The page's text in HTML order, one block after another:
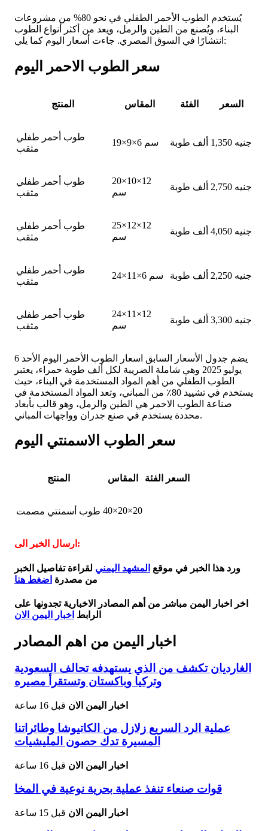
يُستخدم الطوب الأحمر الطفلي في نحو 80% من مشروعات
البناء، ويُصنع من الطين والرمل، ويعد من أكثر أنواع الطوب
انتشارًا في السوق المصري. جاءت أسعار اليوم كما يلي:
سعر الطوب الاحمر اليوم
المنتج المقاس الفئة السعر
طوب أحمر طفلي
مثقب
19×9×6 سم ألف طوبة 1,350 جنيه
طوب أحمر طفلي
مثقب
20×10×12
سم
ألف طوبة 2,750 جنيه
طوب أحمر طفلي
مثقب
25×12×12
سم
ألف طوبة 4,050 جنيه
طوب أحمر طفلي
مثقب
24×11×6 سم ألف طوبة 2,250 جنيه
طوب أحمر طفلي
مثقب
24×11×12
سم
ألف طوبة 3,300 جنيه
يضم جدول الأسعار السابق اسعار الطوب الأحمر اليوم الأحد 6
يوليو 2025 وهي شاملة الضريبة لكل ألف طوبة حمراء، يعتبر
الطوب الطفلي من أهم المواد المستخدمة في البناء، حيث
يستخدم في تشييد 80٪ من المباني، وتعد المواد المستخدمة في
صناعة الطوب الاحمر هي الطين والرمل، وهو قالب بأبعاد
محددة يستخدم في صنع جدران وواجهات المباني.
سعر الطوب الاسمنتي اليوم
المنتج المقاس الفئة السعر
طوب أسمنتي مصمت 40×20×20
ارسال الخبر الى:
ورد هذا الخبر في موقع المشهد اليمني لقراءة تفاصيل الخبر
من مصدرة اضغط هنا
اخر اخبار اليمن مباشر من أهم المصادر الاخبارية تجدونها على
الرابط اخبار اليمن الان
اخبار اليمن من اهم المصادر
الغارديان تكشف من الذي يستهدفه تحالف السعودية
وتركيا وباكستان وتستقرأ مصيره
اخبار اليمن الان قبل 16 ساعة
عملية الرد السريع زلازل من الكاتيوشا وطائراتنا
المسيرة تدك حصون المليشيات
اخبار اليمن الان قبل 16 ساعة
قوات صنعاء تنفذ عملية بحرية نوعية في المخا
اخبار اليمن الان قبل 15 ساعة